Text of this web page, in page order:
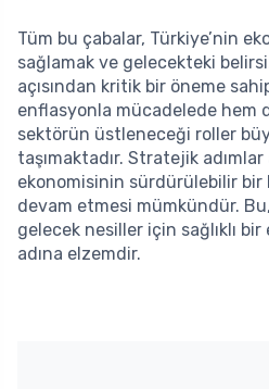
Tüm bu çabalar, Türkiye’nin
sağlamak ve gelecekteki
açısından kritik bir öneme
enflasyonla mücadelede hem
sektörün üstleneceği roller
taşımaktadır. Stratejik adımlar
ekonomisinin sürdürülebilir
devam etmesi mümkündür.
gelecek nesiller için sağlıklı
adına elzemdir.